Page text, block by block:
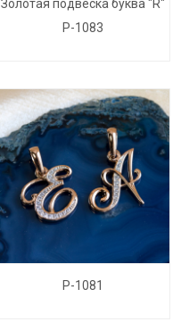
Золотая подвеска буква "R"
P-1083
P-1081